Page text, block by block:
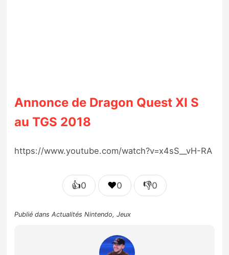
Annonce de Dragon Quest XI S
au TGS 2018
https://www.youtube.com/watch?v=x4sS__vH-RA
👍0 ❤️0 👎0
Publié dansActualités Nintendo,Jeux